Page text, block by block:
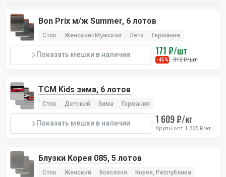
Bon Prix м/ж Summer, 6 лотов
Сток Женский+Мужской Лето Германия
Показать мешки в наличии 171 ₽/шт
-45% 312 ₽/шт
TCM Kids зима, 6 лотов
Сток Детский Зима Германия
Показать мешки в наличии 1 609 ₽/кг
Крупн.опт 1 365 ₽/кг
Блузки Корея 085, 5 лотов
Сток Женский Всесезон Корея, Республика